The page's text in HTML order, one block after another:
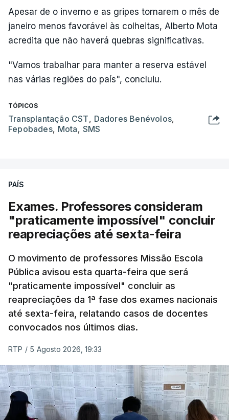
Apesar de o inverno e as gripes tornarem o mês de
janeiro menos favorável às colheitas, Alberto Mota
acredita que não haverá quebras significativas.
"Vamos trabalhar para manter a reserva estável
nas várias regiões do país", concluiu.
TÓPICOS
Transplantação CST, Dadores Benévolos,
Fepobades, Mota, SMS
PAÍS
Exames. Professores consideram
"praticamente impossível" concluir
reapreciações até sexta-feira
O movimento de professores Missão Escola
Pública avisou esta quarta-feira que será
"praticamente impossível" concluir as
reapreciações da 1ª fase dos exames nacionais
até sexta-feira, relatando casos de docentes
convocados nos últimos dias.
RTP / 5 Agosto 2026, 19:33